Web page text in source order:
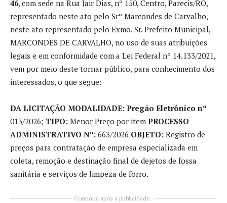
46, com sede na Rua Jair Dias, nº 150, Centro, Parecis/RO,
representado neste ato pelo Srº Marcondes de Carvalho,
neste ato representado pelo Exmo. Sr. Prefeito Municipal,
MARCONDES DE CARVALHO, no uso de suas atribuições
legais e em conformidade com a Lei Federal nº 14.133/2021,
vem por meio deste tornar público, para conhecimento dos
interessados, o que segue:
DA LICITAÇÃO MODALIDADE: Pregão Eletrônico nº
013/2026; TIPO: Menor Preço por item PROCESSO
ADMINISTRATIVO Nº: 663/2026 OBJETO: Registro de
preços para contratação de empresa especializada em
coleta, remoção e destinação final de dejetos de fossa
sanitária e serviços de limpeza de forro.
Continua após a publicidade..